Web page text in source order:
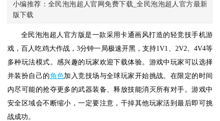
小编推荐：全民泡泡超人官网免费下载_全民泡泡超人官方最新
版下载
全民泡泡超人官方版是一款采用卡通画风打造的轻竞技手机游
戏，百人吃鸡大作战，3分钟一局极速开黑，支持1V1、2V2、4V4等
多种玩法模式。感兴趣的玩家欢迎下载体验。游戏中玩家可以选择
并装扮自己的角色加入竞技场与全球玩家开始挑战。在限定的时间
内尽可能的抢夺更多的武器装备、释放技能消灭所有对手。游戏中
安全区域会不断缩小，一定要注意，干掉其他玩家活到最后即可挑
战成功。